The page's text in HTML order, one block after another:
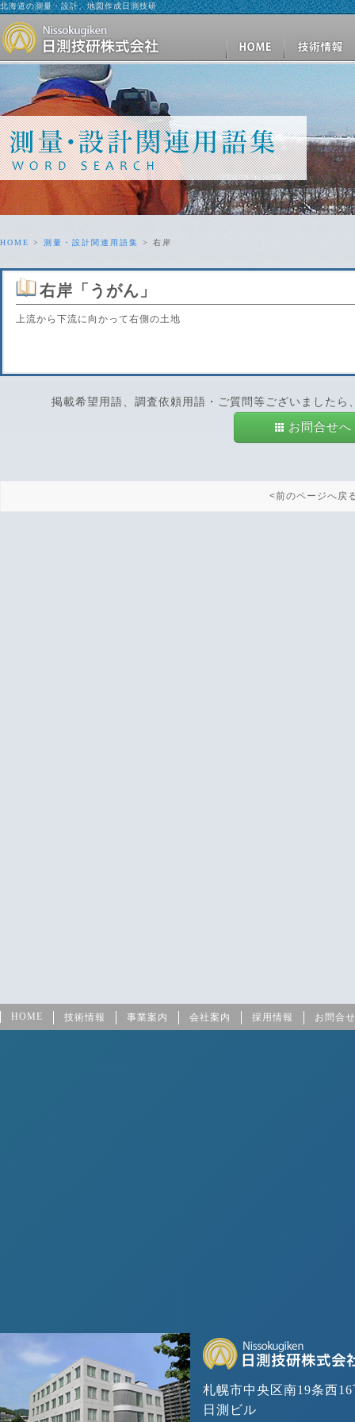
北海道の測量・設計、地図作成日測技研
HOME > 測量・設計関連用語集 > 右岸
右岸 「うがん」
上流から下流に向かって右側の土地
掲載希望用語、調査依頼用語・ご質問等ございました
お問合せへ
<前のページへ戻
HOME 技術情報 事業案内 会社案内 採用情報 お問合せ
札幌市中央区南19条西
日測ビル